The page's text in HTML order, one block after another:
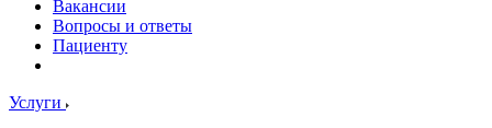
Вакансии
Вопросы и ответы
Пациенту
Услуги